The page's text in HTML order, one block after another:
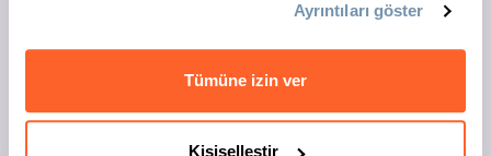
Ayrıntıları göster
Tümüne izin ver
Kişiselleştir